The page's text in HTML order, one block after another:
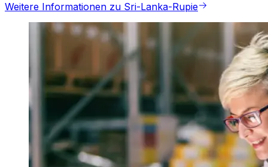
Weitere Informationen zu Sri-Lanka-Rupie